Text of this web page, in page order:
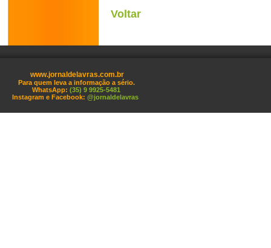
Voltar
www.jornaldelavras.com.br
Para quem leva a informação a sério.
WhatsApp: (35) 9 9925-5481
Instagram e Facebook: @jornaldelavras